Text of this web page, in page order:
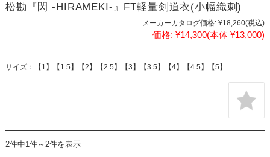
松勘『閃 -HIRAMEKI-』FT軽量剣道衣(小幅織刺)
メーカーカタログ価格: ¥18,260(税込)
価格: ¥14,300(本体 ¥13,000)
サイズ：【1】【1.5】【2】【2.5】【3】【3.5】【4】【4.5】【5】
2件中1件～2件を表示